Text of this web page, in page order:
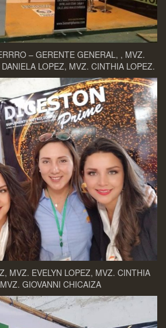
– GERENTE GENERAL, , MVZ.
LOPEZ, MVZ. CINTHIA LOPEZ.
MVZ. EVELYN LOPEZ, MVZ. CINTHIA
GIOVANNI CHICAIZA